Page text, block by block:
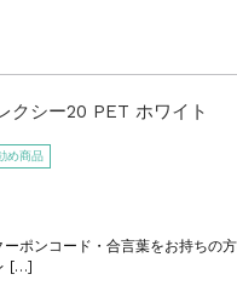
クシー20 PET ホワイト
め商品
ーポンコード・合言葉をお持ちの
[…]